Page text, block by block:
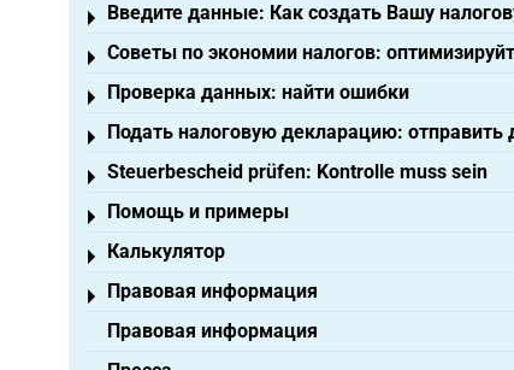
Введите данные: Как создать Вашу
Toggle menu
Советы по экономии налогов:
Toggle menu
Проверка данных: найти ошибки
Toggle menu
Подать налоговую декларацию: отправить
Toggle menu
Steuerbescheid prüfen: Kontrolle muss sein
Toggle menu
Помощь и примеры
Toggle menu
Калькулятор
Toggle menu
Правовая информация
Toggle menu
Правовая информация